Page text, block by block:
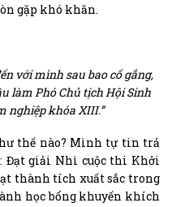
gặp khó khăn.
với mình sau bao cố gắng,
làm Phó Chủ tịch Hội Sinh
nghiệp khóa XIII.”
thế nào? Mình tự tin trả
Đạt giải Nhì cuộc thi Khởi
thành tích xuất sắc trong
học bổng khuyến khích